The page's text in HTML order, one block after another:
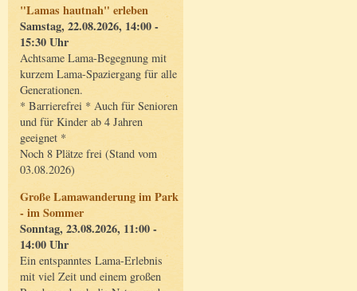
"Lamas hautnah" erleben
Samstag, 22.08.2026, 14:00 -
15:30 Uhr
Achtsame Lama-Begegnung mit
kurzem Lama-Spaziergang für alle
Generationen.
* Barrierefrei * Auch für Senioren
und für Kinder ab 4 Jahren
geeignet *
Noch 8 Plätze frei (Stand vom
03.08.2026)
Große Lamawanderung im Park
- im Sommer
Sonntag, 23.08.2026, 11:00 -
14:00 Uhr
Ein entspanntes Lama-Erlebnis
mit viel Zeit und einem großen